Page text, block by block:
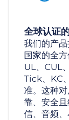
全球认证
我们的产
国家的全
UL、CUL
Tick、KC
准。这种
靠、安全
信、音频